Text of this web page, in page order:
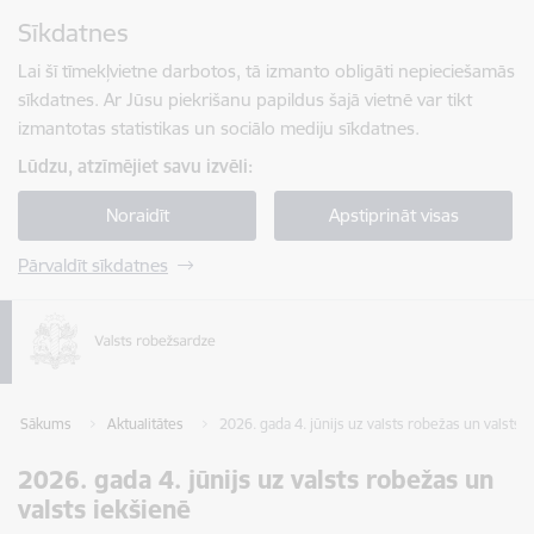
Sīkdatnes
Lai šī tīmekļvietne darbotos, tā izmanto obligāti nepieciešamās
sīkdatnes. Ar Jūsu piekrišanu papildus šajā vietnē var tikt
izmantotas statistikas un sociālo mediju sīkdatnes.
Lūdzu, atzīmējiet savu izvēli:
Noraidīt Apstiprināt visas
Pārvaldīt sīkdatnes
Sākums Aktualitātes 2026. gada 4. jūnijs uz valsts robežas un valsts
2026. gada 4. jūnijs uz valsts robežas un
valsts iekšienē